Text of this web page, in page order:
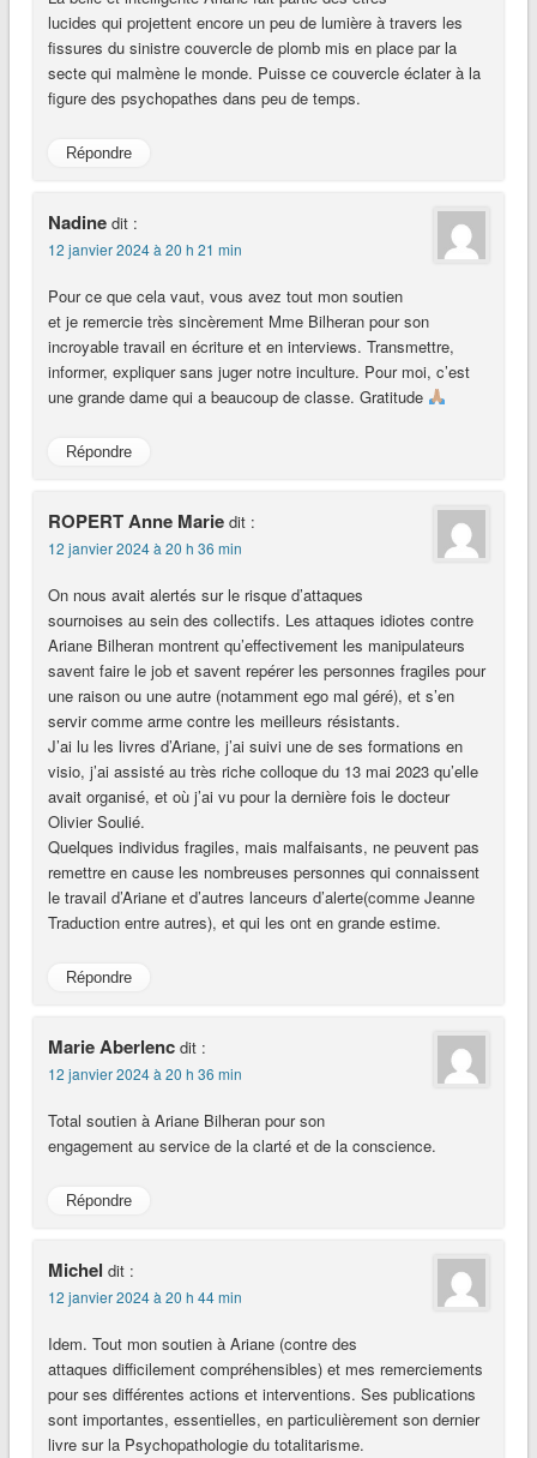
lucides qui projettent encore un peu de lumière à travers les
fissures du sinistre couvercle de plomb mis en place par la
secte qui malmène le monde. Puisse ce couvercle éclater à la
figure des psychopathes dans peu de temps.
Répondre
Nadine dit :
12 janvier 2024 à 20 h 21 min
Pour ce que cela vaut, vous avez tout mon soutien
et je remercie très sincèrement Mme Bilheran pour son
incroyable travail en écriture et en interviews. Transmettre,
informer, expliquer sans juger notre inculture. Pour moi, c’est
une grande dame qui a beaucoup de classe. Gratitude
Répondre
ROPERT Anne Marie dit :
12 janvier 2024 à 20 h 36 min
On nous avait alertés sur le risque d’attaques
sournoises au sein des collectifs. Les attaques idiotes contre
Ariane Bilheran montrent qu’effectivement les manipulateurs
savent faire le job et savent repérer les personnes fragiles pour
une raison ou une autre (notamment ego mal géré), et s’en
servir comme arme contre les meilleurs résistants.
J’ai lu les livres d’Ariane, j’ai suivi une de ses formations en
visio, j’ai assisté au très riche colloque du 13 mai 2023 qu’elle
avait organisé, et où j’ai vu pour la dernière fois le docteur
Olivier Soulié.
Quelques individus fragiles, mais malfaisants, ne peuvent pas
remettre en cause les nombreuses personnes qui connaissent
le travail d’Ariane et d’autres lanceurs d’alerte(comme Jeanne
Traduction entre autres), et qui les ont en grande estime.
Répondre
Marie Aberlenc dit :
12 janvier 2024 à 20 h 36 min
Total soutien à Ariane Bilheran pour son
engagement au service de la clarté et de la conscience.
Répondre
Michel dit :
12 janvier 2024 à 20 h 44 min
Idem. Tout mon soutien à Ariane (contre des
attaques difficilement compréhensibles) et mes remerciements
pour ses différentes actions et interventions. Ses publications
sont importantes, essentielles, en particulièrement son dernier
livre sur la Psychopathologie du totalitarisme.